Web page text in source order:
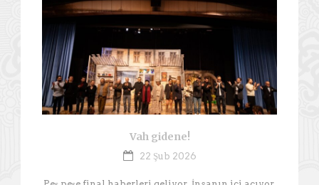
Vah gidene!
22 Şub 2026